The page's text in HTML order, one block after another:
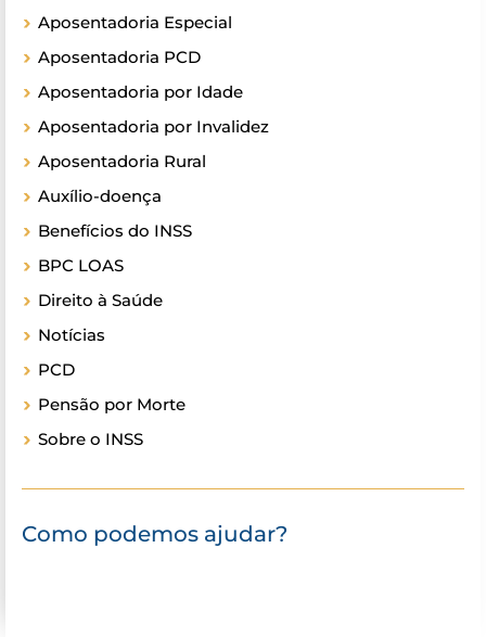
Aposentadoria Especial
Aposentadoria PCD
Aposentadoria por Idade
Aposentadoria por Invalidez
Aposentadoria Rural
Auxílio-doença
Benefícios do INSS
BPC LOAS
Direito à Saúde
Notícias
PCD
Pensão por Morte
Sobre o INSS
Como podemos ajudar?